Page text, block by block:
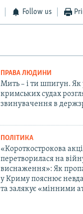
Follow us
ПРАВА ЛЮДИНИ
Мить – і ти шпигун. Як
кримських судах
звинувачення в
ПОЛІТИКА
«Короткострокова
перетворилася на
виснаження»: Як
у Криму пояснює
та залякує «мінними